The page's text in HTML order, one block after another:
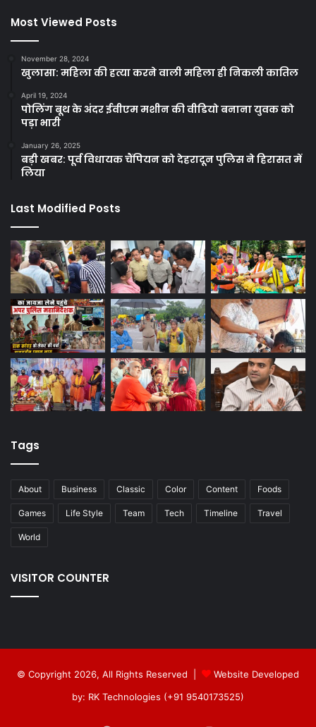
Most Viewed Posts
November 28, 2024
खुलासा: महिला की हत्या करने वाली महिला ही निकली कातिल
April 19, 2024
पोलिंग बूथ के अंदर ईवीएम मशीन की वीडियो बनाना युवक को
पड़ा भारी
January 26, 2025
बड़ी खबर: पूर्व विधायक चैंपियन को देहरादून पुलिस ने हिरासत में
लिया
Last Modified Posts
Tags
About Business Classic Color Content Foods
Games Life Style Team Tech Timeline Travel
World
VISITOR COUNTER
© Copyright 2026, All Rights Reserved |
Website Developed
by: RK Technologies (+91 9540173525)